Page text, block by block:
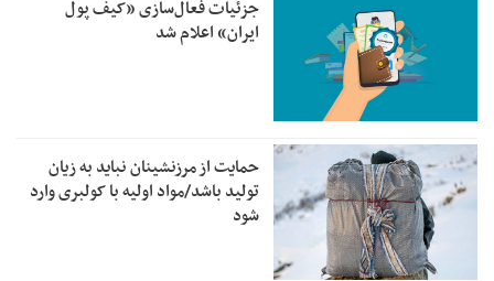
جزئیات فعال‌سازی «کیف پول
ایران» اعلام شد
حمایت از مرزنشینان نباید به زیان
تولید باشد/مواد اولیه با کولبری وارد
شود